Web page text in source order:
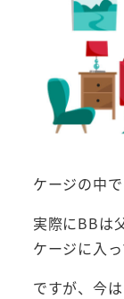
ケージの中
実際にBBは
ケージに入
ですが、今